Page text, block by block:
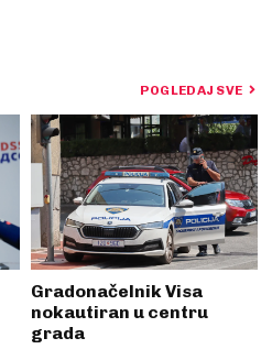
POGLEDAJ SVE
Gradonačelnik Visa
nokautiran u centru
grada